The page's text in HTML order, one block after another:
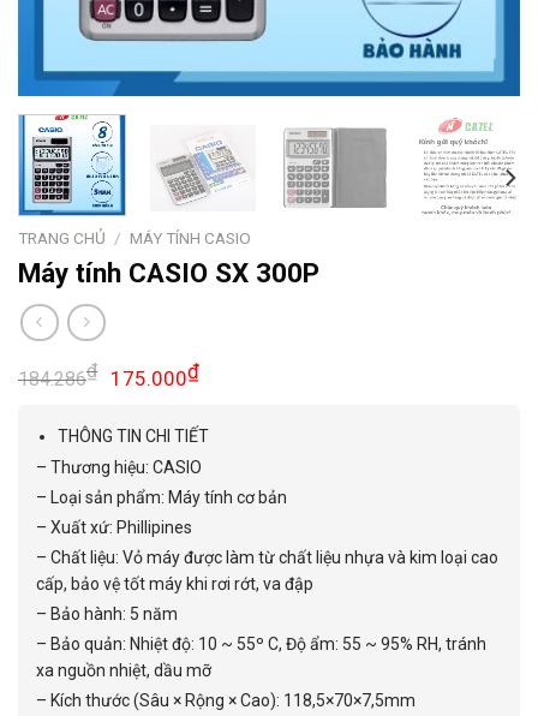
TRANG CHỦ / MÁY TÍNH CASIO
Máy tính CASIO SX 300P
184.286₫ 175.000₫
THÔNG TIN CHI TIẾT
– Thương hiệu: CASIO
– Loại sản phẩm: Máy tính cơ bản
– Xuất xứ: Phillipines
– Chất liệu: Vỏ máy được làm từ chất liệu nhựa và kim loại cao
cấp, bảo vệ tốt máy khi rơi rớt, va đập
– Bảo hành: 5 năm
– Bảo quản: Nhiệt độ: 10 ~ 55º C, Độ ẩm: 55 ~ 95% RH, tránh
xa nguồn nhiệt, dầu mỡ
– Kích thước (Sâu × Rộng × Cao): 118,5×70×7,5mm